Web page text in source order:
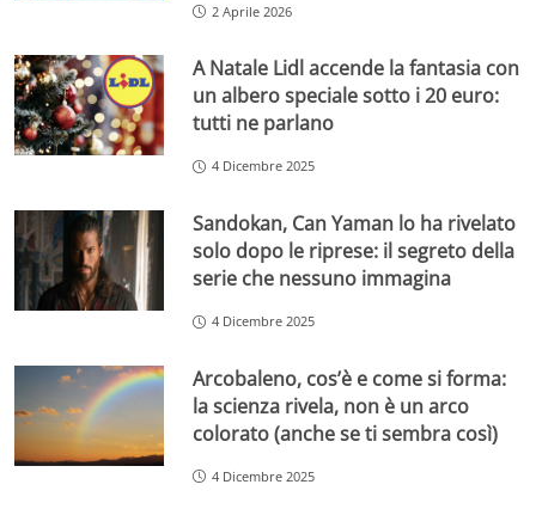
2 Aprile 2026
A Natale Lidl accende la fantasia con
un albero speciale sotto i 20 euro:
tutti ne parlano
4 Dicembre 2025
Sandokan, Can Yaman lo ha rivelato
solo dopo le riprese: il segreto della
serie che nessuno immagina
4 Dicembre 2025
Arcobaleno, cos’è e come si forma:
la scienza rivela, non è un arco
colorato (anche se ti sembra così)
4 Dicembre 2025